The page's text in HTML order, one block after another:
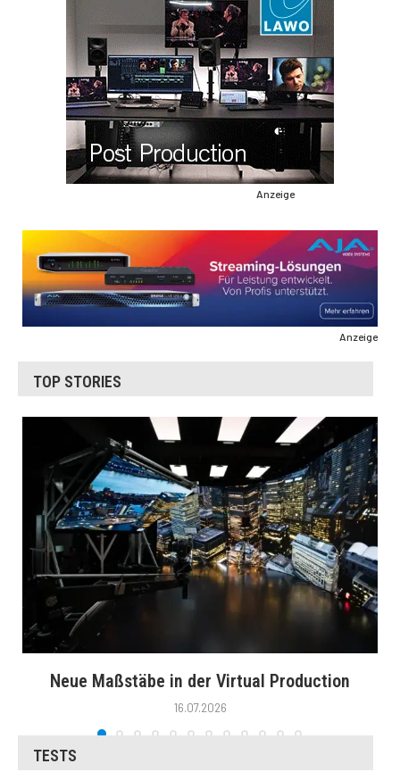
Anzeige
Anzeige
TOP STORIES
Neue Maßstäbe in der Virtual Production
16.07.2026
TESTS